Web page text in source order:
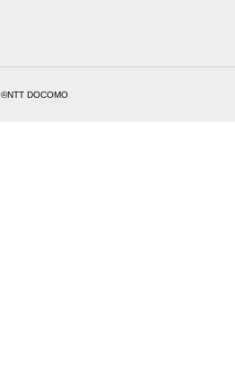
©NTT DOCOMO